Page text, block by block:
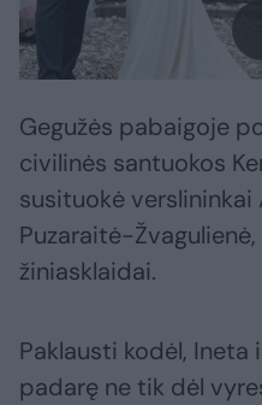
Gegužės pabaigoje
civilinės santuokos
susituokė verslininkai
Puzaraitė-
žiniasklaidai.
Paklausti kodėl, Ineta
padarę ne tik dėl